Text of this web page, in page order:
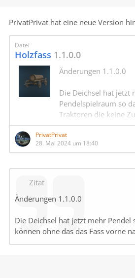
PrivatPrivat hat eine neue Version
Datei
Holzfass 1.1.0.0
Änderungen 1.1.0.0
Die Deichsel hat jetzt
Pendelspielraum so
Traktoren die keine
haben das Fass
das Fass vorne nach
PrivatPrivat
28. Mai 2024 um 18:40
Zitat
Änderungen 1.1.0.0
Die Deichsel hat jetzt mehr
können ohne das das Fass vorne